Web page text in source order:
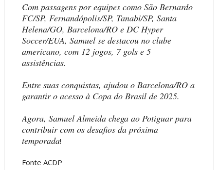
Com passagens por equipes como São Bernardo
FC/SP, Fernandópolis/SP, Tanabi/SP, Santa
Helena/GO, Barcelona/RO e DC Hyper
Soccer/EUA, Samuel se destacou no clube
americano, com 12 jogos, 7 gols e 5
assistências.
Entre suas conquistas, ajudou o Barcelona/RO a
garantir o acesso à Copa do Brasil de 2025.
Agora, Samuel Almeida chega ao Potiguar para
contribuir com os desafios da próxima
temporada!
Fonte ACDP